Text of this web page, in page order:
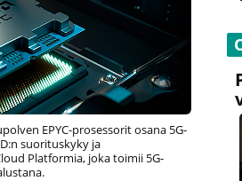
EPYC-prosessorit osana 5G-
suorituskyky ja
Platformia, joka toimii 5G-